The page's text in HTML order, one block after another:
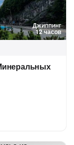
Джиппинг
12 часов